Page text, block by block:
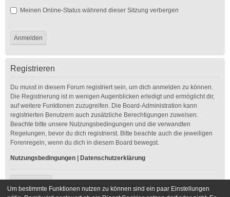
Meinen Online-Status während dieser Sitzung verbergen
Registrieren
Du musst in diesem Forum registriert sein, um dich anmelden zu können.
Die Registrierung ist in wenigen Augenblicken erledigt und ermöglicht dir,
auf weitere Funktionen zuzugreifen. Die Board-Administration kann
registrierten Benutzern auch zusätzliche Berechtigungen zuweisen.
Beachte bitte unsere Nutzungsbedingungen und die verwandten
Regelungen, bevor du dich registrierst. Bitte beachte auch die jeweiligen
Forenregeln, wenn du dich in diesem Board bewegst.
Nutzungsbedingungen Datenschutzerklärung
Um bestimmte Funktionen nutzen zu können sind ein paar Einstellungen